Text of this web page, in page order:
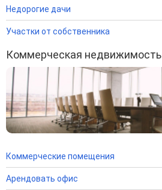
Недорогие дачи
Участки от собственника
Коммерческая недвижимость
Коммерческие помещения
Арендовать офис